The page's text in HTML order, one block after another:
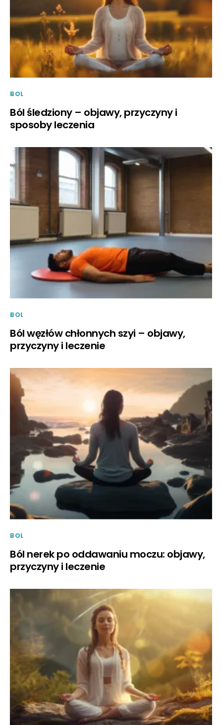
BOL
Ból śledziony – objawy, przyczyny i
sposoby leczenia
BOL
Ból węzłów chłonnych szyi – objawy,
przyczyny i leczenie
BOL
Ból nerek po oddawaniu moczu: objawy,
przyczyny i leczenie